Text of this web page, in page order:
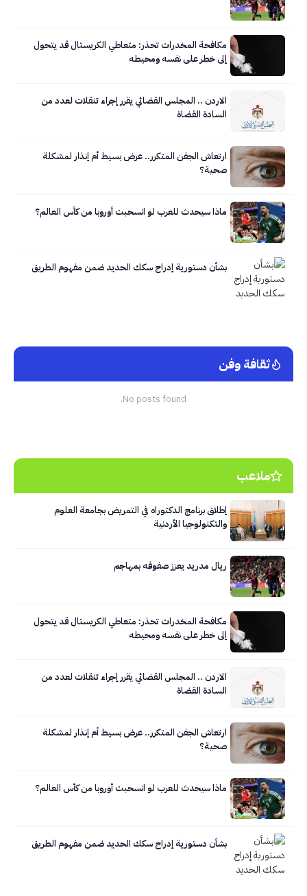
مكافحة المخدرات تحذر: متعاطي الكريستال قد يتحول
إلى خطر على نفسه ومحيطه
الاردن .. المجلس القضائي يقرر إجراء تنقلات لعدد من
السادة القضاة
ارتعاش الجفن المتكرر.. عرض بسيط أم إنذار لمشكلة
صحية؟
ماذا سيحدث للعرب لو انسحبت أوروبا من كأس العالم؟
بشأن دستورية إدراج سكك الحديد ضمن مفهوم الطريق
ثقافة وفن
No posts found.
ملاعب
إطلاق برنامج الدكتوراه في التمريض بجامعة العلوم
والتكنولوجيا الأردنية
ريال مدريد يعزز صفوفه بمهاجم
مكافحة المخدرات تحذر: متعاطي الكريستال قد يتحول
إلى خطر على نفسه ومحيطه
الاردن .. المجلس القضائي يقرر إجراء تنقلات لعدد من
السادة القضاة
ارتعاش الجفن المتكرر.. عرض بسيط أم إنذار لمشكلة
صحية؟
ماذا سيحدث للعرب لو انسحبت أوروبا من كأس العالم؟
بشأن دستورية إدراج سكك الحديد ضمن مفهوم الطريق